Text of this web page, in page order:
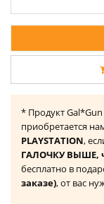
* Продукт Gal*Gun
приобретается
PLAYSTATION,
ГАЛОЧКУ ВЫШЕ,
бесплатно в
заказе), от вас